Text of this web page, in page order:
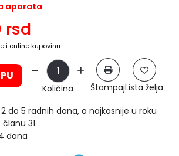
aparata
rsd
i online kupovinu
Količina ŠtampajLista želja
do 5 radnih dana, a najkasnije u roku
31.
dana